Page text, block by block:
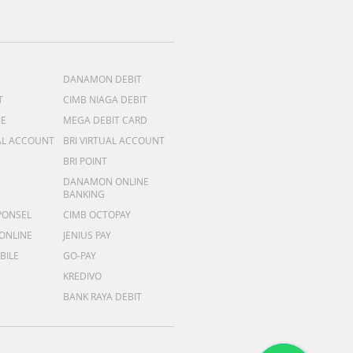
DANAMON DEBIT
CIMB NIAGA DEBIT
MEGA DEBIT CARD
ACCOUNT
BRI VIRTUAL ACCOUNT
BRI POINT
DANAMON ONLINE
BANKING
CIMB OCTOPAY
JENIUS PAY
GO-PAY
KREDIVO
BANK RAYA DEBIT